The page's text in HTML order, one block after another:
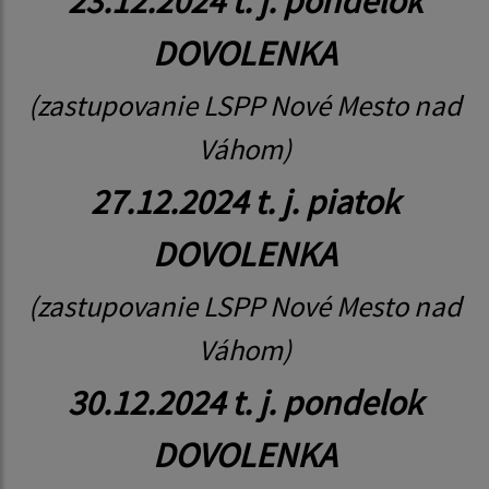
DOVOLENKA
(zastupovanie LSPP Nové Mesto nad
Váhom)
27.12.2024 t. j. piatok
DOVOLENKA
(zastupovanie LSPP Nové Mesto nad
Váhom)
30.12.2024 t. j. pondelok
DOVOLENKA